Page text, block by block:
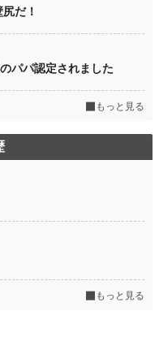
だ！
パパ認定されました
もっと見る
もっと見る